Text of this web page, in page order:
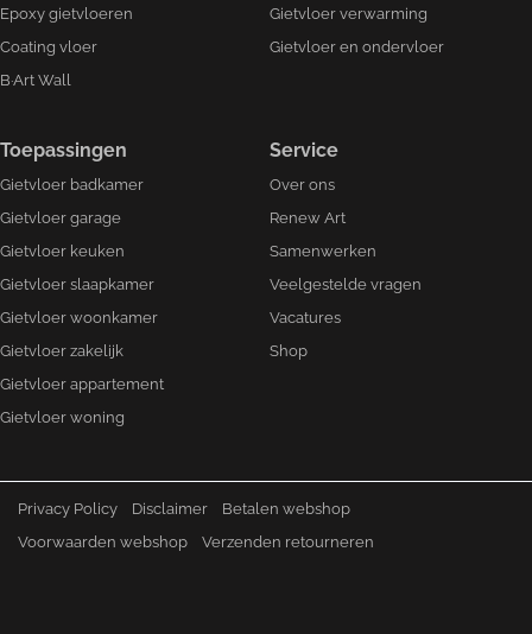
Epoxy gietvloeren
Coating vloer
B·Art Wall
Gietvloer verwarming
Gietvloer en ondervloer
Toepassingen
Gietvloer badkamer
Gietvloer garage
Gietvloer keuken
Gietvloer slaapkamer
Gietvloer woonkamer
Gietvloer zakelijk
Gietvloer appartement
Gietvloer woning
Service
Over ons
Renew Art
Samenwerken
Veelgestelde vragen
Vacatures
Shop
Privacy Policy Disclaimer
Betalen webshop
Voorwaarden webshop
Verzenden retourneren